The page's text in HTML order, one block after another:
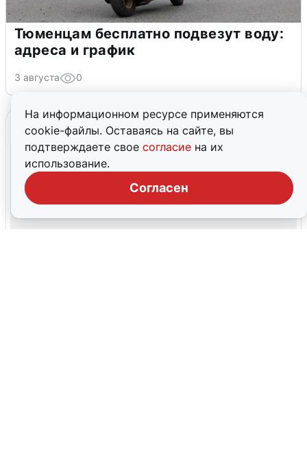
На информационном ресурсе применяются
cookie-файлы. Оставаясь на сайте, вы
подтверждаете свое согласие на их
использование.
Согласен
Тюменцам бесплатно подвезут воду:
адреса и график
3 августа 0